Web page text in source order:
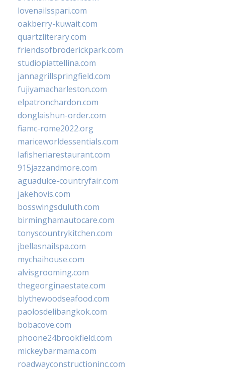
lovenailsspari.com
oakberry-kuwait.com
quartzliterary.com
friendsofbroderickpark.com
studiopiattellina.com
jannagrillspringfield.com
fujiyamacharleston.com
elpatronchardon.com
donglaishun-order.com
fiamc-rome2022.org
mariceworldessentials.com
lafisheriarestaurant.com
915jazzandmore.com
aguadulce-countryfair.com
jakehovis.com
bosswingsduluth.com
birminghamautocare.com
tonyscountrykitchen.com
jbellasnailspa.com
mychaihouse.com
alvisgrooming.com
thegeorginaestate.com
blythewoodseafood.com
paolosdelibangkok.com
bobacove.com
phoone24brookfield.com
mickeybarmama.com
roadwayconstructioninc.com